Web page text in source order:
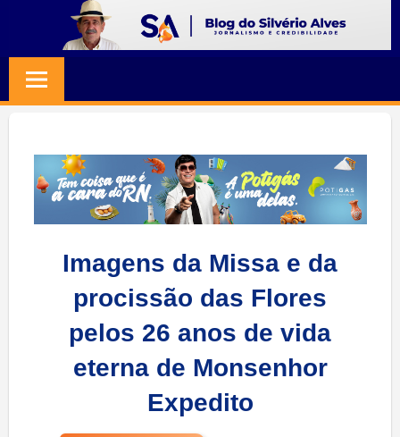
content
SILVERIO
ALVES
Jornalismo
Credibilidade
Imagens da Missa e da
procissão das Flores
pelos 26 anos de vida
eterna de Monsenhor
Expedito